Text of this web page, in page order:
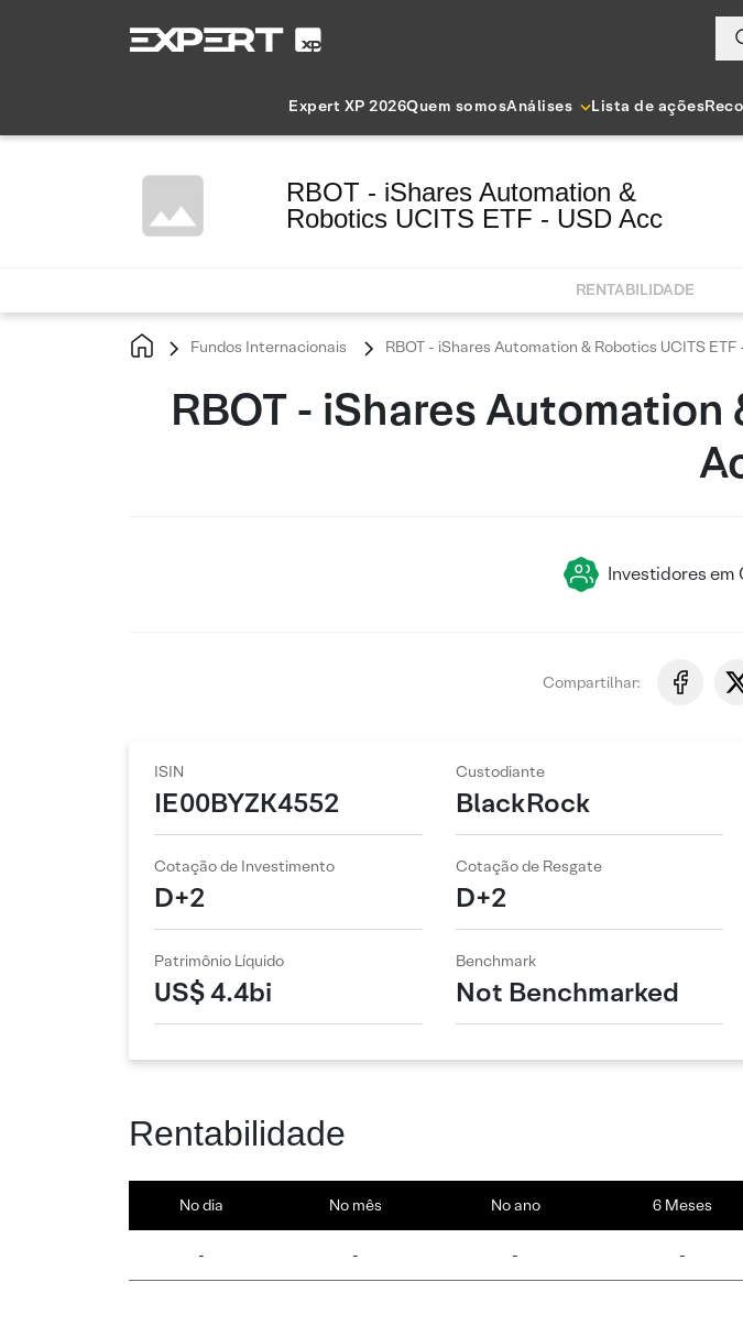
Expert XP 2026Quem somosAnálises Lista de ações
RBOT - iShares Automation &
Robotics UCITS ETF - USD Acc
RENTABILIDADE
Fundos Internacionais RBOT - iShares Automation & Robotics UCITS ETF
RBOT - iShares Automation
Investidores em
Compartilhar:
ISIN
IE00BYZK4552
Custodiante
BlackRock
Cotação de Investimento
D+2
Cotação de Resgate
D+2
Patrimônio Líquido
US$ 4.4bi
Benchmark
Not Benchmarked
Rentabilidade
No dia No mês No ano 6 Meses
- - - -